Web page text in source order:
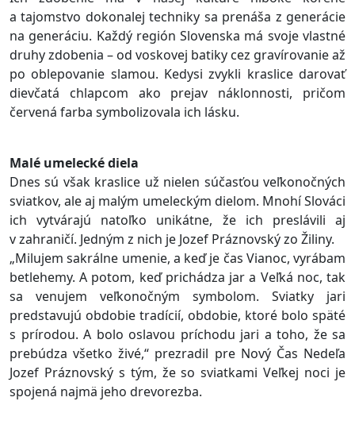
a tajomstvo dokonalej techniky sa prenáša z generácie
na generáciu. Každý región Slovenska má svoje vlastné
druhy zdobenia – od voskovej batiky cez gravírovanie až
po oblepovanie slamou. Kedysi zvykli kraslice darovať
dievčatá chlapcom ako prejav náklonnosti, pričom
červená farba symbolizovala ich lásku.
Malé umelecké diela
Dnes sú však kraslice už nielen súčasťou veľkonočných
sviatkov, ale aj malým umeleckým dielom. Mnohí Slováci
ich vytvárajú natoľko unikátne, že ich preslávili aj
v zahraničí. Jedným z nich je Jozef Práznovský zo Žiliny.
„Milujem sakrálne umenie, a keď je čas Vianoc, vyrábam
betlehemy. A potom, keď prichádza jar a Veľká noc, tak
sa venujem veľkonočným symbolom. Sviatky jari
predstavujú obdobie tradícií, obdobie, ktoré bolo späté
s prírodou. A bolo oslavou príchodu jari a toho, že sa
prebúdza všetko živé,“ prezradil pre Nový Čas Nedeľa
Jozef Práznovský s tým, že so sviatkami Veľkej noci je
spojená najmä jeho drevorezba.